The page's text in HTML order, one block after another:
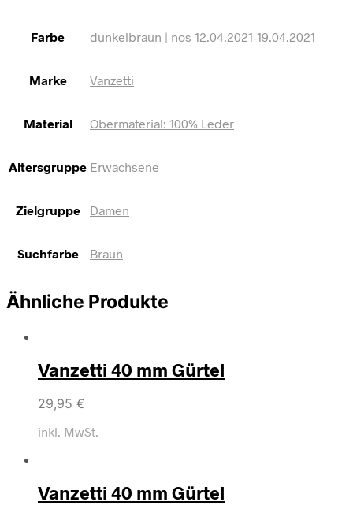
Farbe dunkelbraun | nos 12.04.2021-19.04.2021
Marke Vanzetti
Material Obermaterial: 100% Leder
Altersgruppe Erwachsene
Zielgruppe Damen
Suchfarbe Braun
Ähnliche Produkte
Vanzetti 40 mm Gürtel
29,95 €
inkl. MwSt.
Vanzetti 40 mm Gürtel